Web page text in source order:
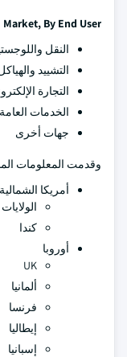
Market, By End User
النقل
التشييد
التجارة
الخدمات
جهات أخرى
وقدمت المعلومات
أمريكا الشمالية
كندا
أوروبا
UK
ألمانيا
فرنسا
إيطاليا
إسبانيا